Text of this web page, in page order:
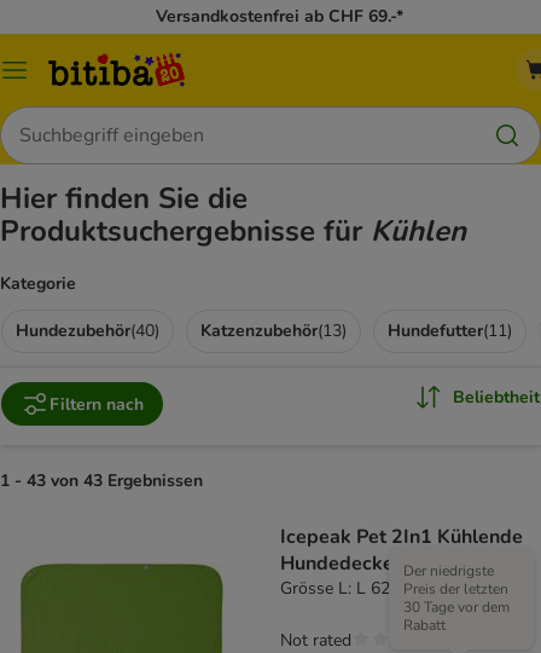
Versandkostenfrei ab CHF 69.-*
Menü
Suchen
Hier finden Sie die
Produktsuchergebnisse für Kühlen
Kategorie
Hundezubehör(40) Katzenzubehör(13) Hundefutter(11)
Filtern nach Beliebtheit
1 - 43 von 43 Ergebnissen
Icepeak Pet 2In1 Kühlende
Hundedecke, grün
Grösse L: L 62 x B 84 cm
Der niedrigste
Preis der letzten
30 Tage vor dem
Rabatt
Not rated